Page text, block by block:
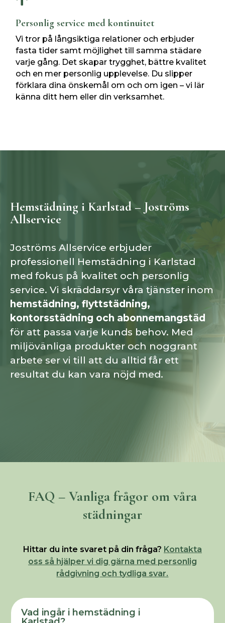
Personlig service med kontinuitet
Vi tror på långsiktiga relationer och erbjuder
fasta tider samt möjlighet till samma städare
varje gång. Det skapar trygghet, bättre kvalitet
och en mer personlig upplevelse. Du slipper
förklara dina önskemål om och om igen – vi lär
känna ditt hem eller din verksamhet.
Hemstädning i Karlstad – Joströms
Allservice
Joströms Allservice erbjuder
professionell Hemstädning i Karlstad
med fokus på kvalitet och personlig
service. Vi skräddarsyr våra tjänster inom
hemstädning, flyttstädning,
kontorsstädning och abonnemangstäd
för att passa varje kunds behov. Med
miljövänliga produkter och noggrant
arbete ser vi till att du alltid får ett
resultat du kan vara nöjd med.
FAQ – Vanliga frågor om våra
städningar
Hittar du inte svaret på din fråga? Kontakta
oss så hjälper vi dig gärna med personlig
rådgivning och tydliga svar.
Vad ingår i hemstädning i